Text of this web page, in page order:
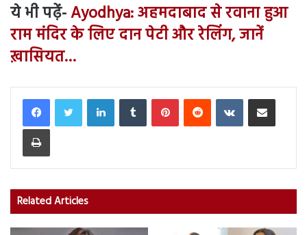
ये भी पढ़ें-Ayodhya: अहमदाबाद से रवाना हुआ
राम मंदिर के लिए दान पेटी और रेलिंग, जानें
ख़ासियत…
LinkedInTumblr PinterestReddit VKontakteShare via Email
Print
Related Articles